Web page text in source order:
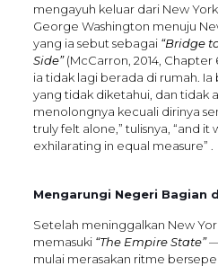
mengayuh keluar dari New
George Washington menuju
yang ia sebut sebagai “Bridge
Side”(McCarron, 2014, Chapter
ia tidak lagi berada di rumah. Ia
yang tidak diketahui, dan tidak
menolongnya kecuali dirinya
truly felt alone,” tulisnya, “and it
exhilarating in equal measure” .
Mengarungi Negeri Bagian
Setelah meninggalkan New
memasuki “The Empire State”
mulai merasakan ritme